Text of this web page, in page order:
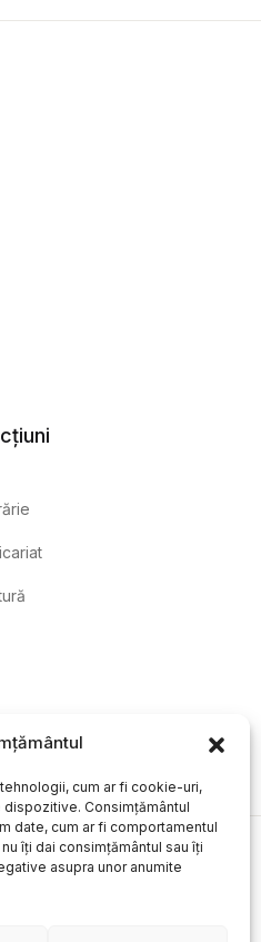
cum ar fi cookie-uri,
Consimțământul
date, cum ar fi comportamentul
îți dai consimțământul sau îți
asupra unor anumite